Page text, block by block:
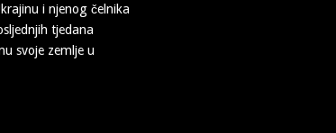
i njenog čelnika
tjedana
svoje zemlje u